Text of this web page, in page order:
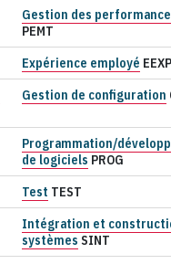
Gestion des
PEMT
Expérience employé EEXP
Gestion de configuration
Programmation/
de logiciels PROG
Test TEST
Intégration et
systèmes SINT